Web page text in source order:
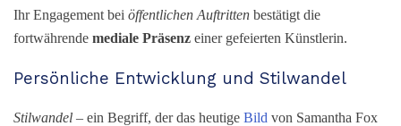
Ihr Engagement bei öffentlichen Auftritten bestätigt die
fortwährende mediale Präsenz einer gefeierten Künstlerin.
Persönliche Entwicklung und Stilwandel
Stilwandel – ein Begriff, der das heutige Bild von Samantha Fox